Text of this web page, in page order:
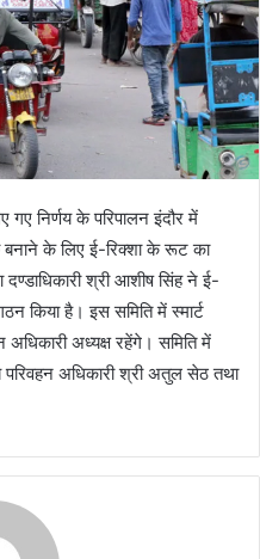
निर्णय के परिपालन इंदौर में
बनाने के लिए ई-रिक्शा के रूट का
श्री आशीष सिंह ने ई-
किया है। इस समिति में स्मार्ट
अध्यक्ष रहेंगे। समिति में
परिवहन अधिकारी श्री अतुल सेठ तथा